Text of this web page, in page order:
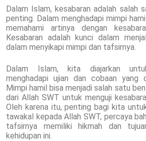
Dalam Islam, kesabaran adalah salah
penting. Dalam menghadapi mimpi
memahami artinya dengan
Kesabaran adalah kunci dalam
dalam menyikapi mimpi dan tafsirnya.
Dalam Islam, kita diajarkan
menghadapi ujian dan cobaan yang
Mimpi hamil bisa menjadi salah satu
dari Allah SWT untuk menguji
Oleh karena itu, penting bagi kita
tawakal kepada Allah SWT, percaya
tafsirnya memiliki hikmah dan
kehidupan ini.